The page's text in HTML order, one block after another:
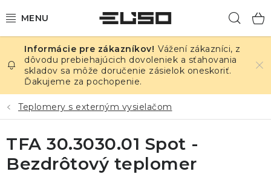
na
ELEKTRINA
TEPLOTA A VLHKOSŤ
TLAK A ÚNIKY
ZÁZNAMNÍKY
Vážení zákazníci, z
dôvodu prebiehajúcich dovoleniek a sťahovania
skladov sa môže doručenie zásielok oneskoriť.
Ďakujeme za pochopenie.
Teplomery s externým vysielačom
TFA 30.3030.01 Spot -
Bezdrôtový teplomer